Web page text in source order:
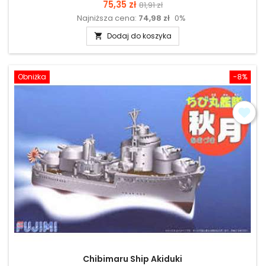
Cena
75,35 zł Cena
podstawowa
81,91 zł
Najniższa cena: 74,98 zł 0%
 Dodaj do koszyka
-8%
Obniżka
Chibimaru Ship Akiduki